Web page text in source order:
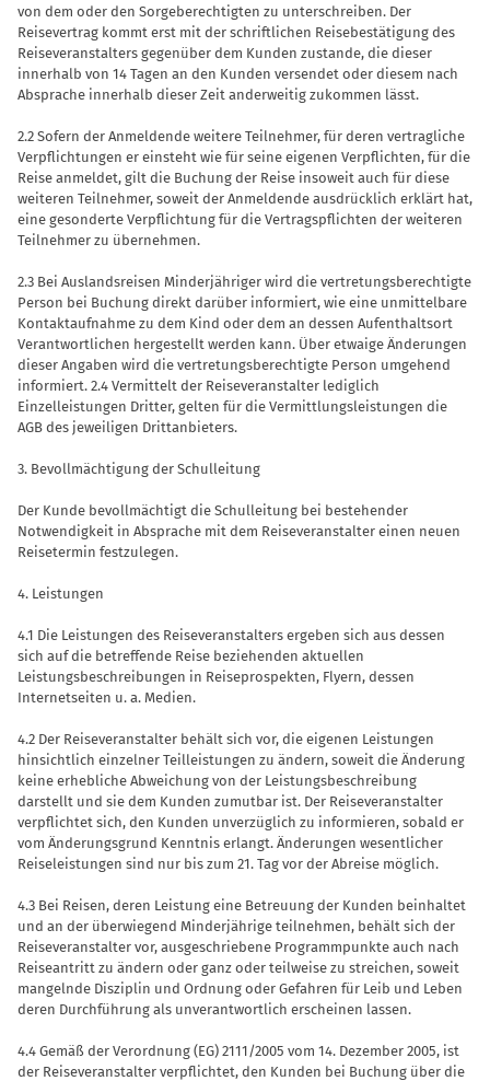
von dem oder den Sor­geberechtigten zu unterschreiben. Der
Reisevertrag kommt erst mit der schrift­lichen Reisebestätigung des
Reiseveran­stalters gegenüber dem Kunden zustan­de, die dieser
innerhalb von 14 Tagen an den Kunden versendet oder diesem nach
Absprache innerhalb dieser Zeit ander­weitig zukommen lässt.
2.2 Sofern der Anmeldende weitere Teil­nehmer, für deren vertragliche
Verpflich­tungen er einsteht wie für seine eigenen Verpflichten, für die
Reise anmeldet, gilt die Buchung der Reise insoweit auch für diese
weiteren Teilnehmer, soweit der An­meldende ausdrücklich erklärt hat,
eine gesonderte Verpflichtung für die Ver­tragspflichten der weiteren
Teilnehmer zu übernehmen.
2.3 Bei Auslandsreisen Minderjähriger wird die vertretungsberechtigte
Person bei Buchung direkt darüber informiert, wie eine unmittelbare
Kontaktaufnahme zu dem Kind oder dem an dessen Auf­enthaltsort
Verantwortlichen hergestellt werden kann. Über etwaige Änderungen
dieser Angaben wird die vertretungsbe­rechtigte Person umgehend
informiert. 2.4 Vermittelt der Reiseveranstalter le­diglich
Einzelleistungen Dritter, gelten für die Vermittlungsleistungen die
AGB des jeweiligen Drittanbieters.
3. Bevollmächtigung der Schulleitung
Der Kunde bevollmächtigt die Schullei­tung bei bestehender
Notwendigkeit in Absprache mit dem Reiseveranstalter einen neuen
Reisetermin festzulegen.
4. Leistungen
4.1 Die Leistungen des Reiseveranstal­ters ergeben sich aus dessen
sich auf die betreffende Reise beziehenden aktuellen
Leistungsbeschreibungen in Reisepros­pekten, Flyern, dessen
Internetseiten u. a. Medien.
4.2 Der Reiseveranstalter behält sich vor, die eigenen Leistungen
hinsichtlich ein­zelner Teilleistungen zu ändern, soweit die Änderung
keine erhebliche Abwei­chung von der Leistungsbeschreibung
darstellt und sie dem Kunden zumutbar ist. Der Reiseveranstalter
verpflichtet sich, den Kunden unverzüglich zu infor­mieren, sobald er
vom Änderungsgrund Kenntnis erlangt. Änderungen wesentli­cher
Reiseleistungen sind nur bis zum 21. Tag vor der Abreise möglich.
4.3 Bei Reisen, deren Leistung eine Be­treuung der Kunden beinhaltet
und an der überwiegend Minderjährige teilneh­men, behält sich der
Reiseveranstalter vor, ausgeschriebene Programmpunkte auch nach
Reiseantritt zu ändern oder ganz oder teilweise zu streichen, so­weit
mangelnde Disziplin und Ordnung oder Gefahren für Leib und Leben
deren Durchführung als unverantwortlich er­scheinen lassen.
4.4 Gemäß der Verordnung (EG) 2111/2005 vom 14. Dezember 2005, ist
der Reiseveranstalter verpflichtet, den Kunden bei Buchung über die